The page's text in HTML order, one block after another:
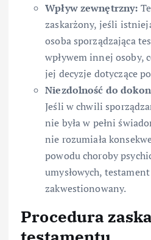
Wpływ zewnętrzny:
zaskarżony, jeśli
osoba sporządzająca
wpływem innej osoby,
jej decyzje dotyczące
Niezdolność do
Jeśli w chwili
nie była w pełni
nie rozumiała
powodu choroby
umysłowych,
zakwestionowany.
Procedura